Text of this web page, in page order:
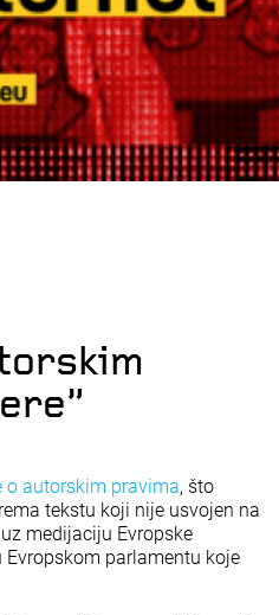
o autorskim pravima, što
tekstu koji nije usvojen na
medijaciju Evropske
parlamentu koje